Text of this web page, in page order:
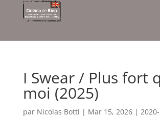
I Swear / Plus fort
moi (2025)
par Nicolas Botti | Mar 15, 2026|